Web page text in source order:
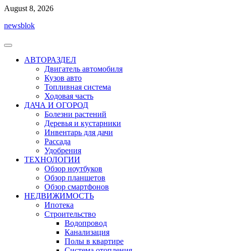
Перейти
содержимому
August 8, 2026
newsblok
АВТОРАЗДЕЛ
Двигатель автомобиля
Кузов авто
Топливная система
Ходовая часть
ДАЧА И ОГОРОД
Болезни растений
Деревья и кустарники
Инвентарь для дачи
Рассада
Удобрения
ТЕХНОЛОГИИ
Обзор ноутбуков
Обзор планшетов
Обзор смартфонов
НЕДВИЖИМОСТЬ
Ипотека
Строительство
Водопровод
Канализация
Полы в квартире